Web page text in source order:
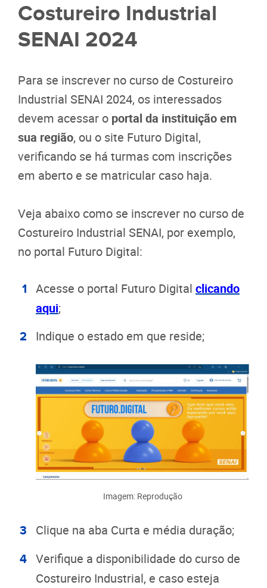
Costureiro Industrial
SENAI 2024
Para se inscrever no curso de Costureiro
Industrial SENAI 2024, os interessados
devem acessar o portal da instituição em
sua região, ou o site Futuro Digital,
verificando se há turmas com inscrições
em aberto e se matricular caso haja.
Veja abaixo como se inscrever no curso de
Costureiro Industrial SENAI, por exemplo,
no portal Futuro Digital:
Acesse o portal Futuro Digital clicando
aqui;
Indique o estado em que reside;
Imagem: Reprodução
Clique na aba Curta e média duração;
Verifique a disponibilidade do curso de
Costureiro Industrial, e caso esteja